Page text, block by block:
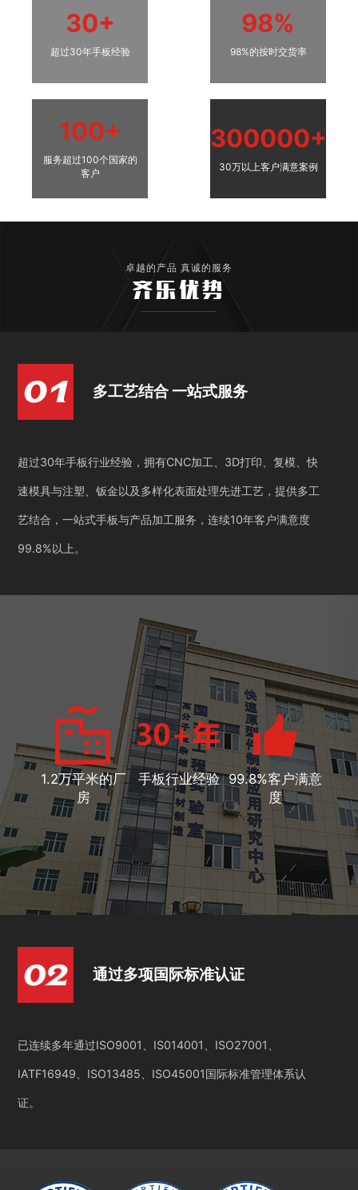
30+
超过30年手板经验
98%
98%的按时交货率
100+
服务超过100个国家的
客户
300000+
30万以上客户满意案例
卓越的产品 真诚的服务
齐乐优势
多工艺结合 一站式服务
超过30年手板行业经验，拥有CNC加工、3D打印、复模、快
速模具与注塑、钣金以及多样化表面处理先进工艺，提供多工
艺结合，一站式手板与产品加工服务，连续10年客户满意度
99.8%以上。
1.2万平米的厂
房
手板行业经验 99.8%客户满意
度
通过多项国际标准认证
已连续多年通过ISO9001、IS014001、ISO27001、
IATF16949、ISO13485、ISO45001国际标准管理体系认
证。